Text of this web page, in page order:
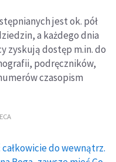
jest ok. pół
a każdego dnia
zyskują dostęp m.in. do
podręczników,
czasopism
do wewnątrz.